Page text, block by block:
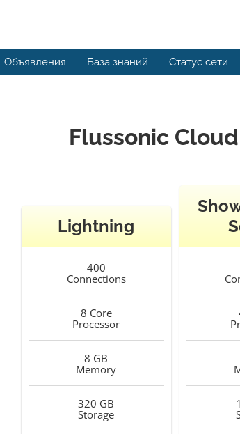
Объявления База знаний Статус сети
Flussonic
Lightning
400
Connections
8 Core
Processor
8 GB
Memory
320 GB
Storage